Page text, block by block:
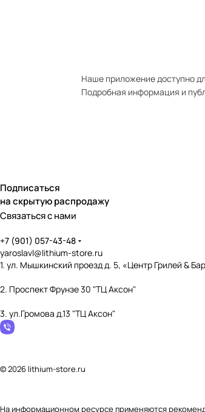
Наше приложение доступно
Подробная информация и
Подписаться
на скрытую распродажу
Связаться с нами
+7 (901) 057-43-48
yaroslavl@lithium-store.ru
1. ул. Мышкинский проезд д. 5, «Центр Грилей &
2. Проспект Фрунзе 30 "ТЦ Аксон"
3. ул.Громова д.13 "ТЦ Аксон"
© 2026 lithium-store.ru
На информационном ресурсе применяются